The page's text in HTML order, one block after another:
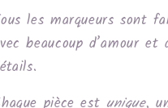
les marqueurs sont
beaucoup d’amour